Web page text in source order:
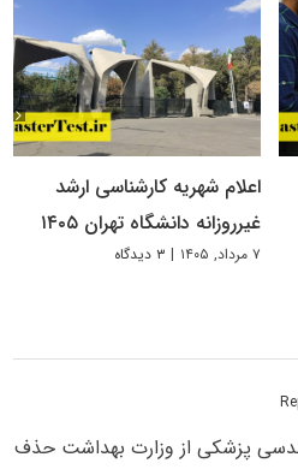
اعلام شهریه کارشناسی ارشد
غیرروزانه دانشگاه تهران ۱۴۰۵
۷ مرداد, ۱۴۰۵ | ۳ دیدگاه
پزشکی از وزارت بهداشت حذف